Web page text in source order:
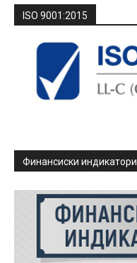
ISO 9001:2015
Финансиски индикатори